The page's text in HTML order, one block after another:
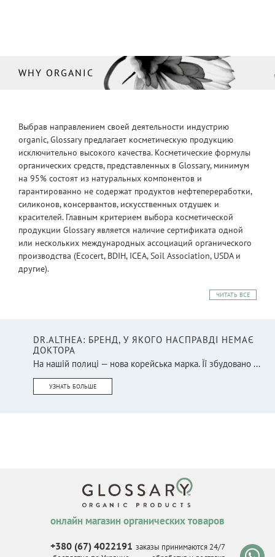
WHY ORGANIC
Выбрав направлением своей деятельности индустрию
organic, Glossary предлагает косметическую продукцию
исключительно высокого качества. Косметические формулы
органических средств, представленных в Glossary, минимум
на 95% состоят из натуральных компонентов и
гарантированно не содержат продуктов нефтепереработки,
силиконов, консервантов, искусственных отдушек и
красителей. Главным критерием выбора косметической
продукции Glossary является наличие сертификата одной
или нескольких международных ассоциаций органического
производства (Ecocert, BDIH, ICEA, Soil Association, USDA и
другие).
ЧИТАТЬ ВСЕ
DR.ALTHEA: БРЕНД, У ЯКОГО НАСПРАВДІ НЕМАЄ
ДОКТОРА
На нашій полиці — нова корейська марка. Її збудовано ...
УЗНАТЬ БОЛЬШЕ
онлайн магазин органических товаров
+380 (67) 4022191 заказы принимаются 24/7